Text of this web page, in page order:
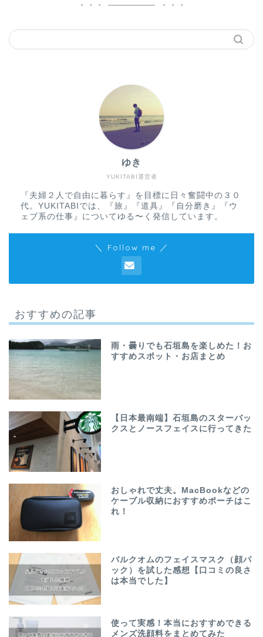
YUKITABI運営者
ゆき
『夫婦２人で自由に暮らす』を目標に日々奮闘中の３０
代。YUKITABIでは、『旅』『道具』『自分磨き』『ウ
ェブ系の仕事』についてゆる〜く発信しています。
＼ Follow me ／
おすすめの記事
雨・曇りでも石垣島を楽しめた！お
すすめスポット・お店まとめ
【日本最南端】石垣島のスターバッ
クスとノースフェイスに行ってきた
おしゃれで丈夫。MacBookなどの
ケーブル収納におすすめポーチはこ
れ！
バルクオムのフェイスマスク（顔パ
ック）を試した感想【口コミの良さ
は本当でした】
使って実感！本当におすすめできる
メンズ洗顔料をまとめてみた